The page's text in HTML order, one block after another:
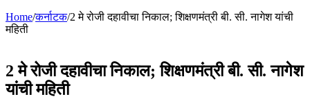
Home/कर्नाटक/2 मे रोजी दहावीचा निकाल; शिक्षणमंत्री बी. सी. नागेश यांची
महिती
2 मे रोजी दहावीचा निकाल; शिक्षणमंत्री बी. सी. नागेश
यांची महिती